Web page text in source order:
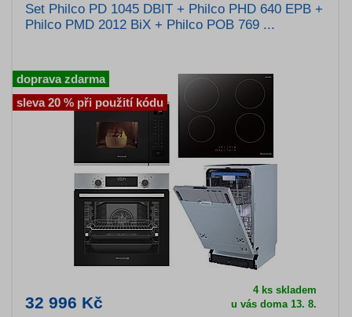
Set Philco PD 1045 DBIT + Philco PHD 640 EPB +
Philco PMD 2012 BiX + Philco POB 769 ...
32 996 Kč
4 ks skladem
u vás doma 13. 8.
doprava zdarma
sleva 20 % při použití kódu